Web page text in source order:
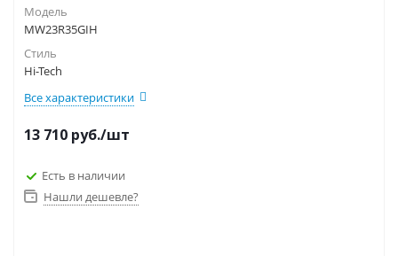
Модель
MW23R35GIH
Стиль
Hi-Tech
Все характеристики
13 710 руб./шт
Есть в наличии
Нашли дешевле?